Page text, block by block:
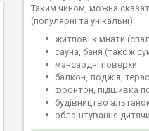
Таким чином, можна
(популярні та унікальні):
житлові кімнати
сауна, баня (також
мансардні поверхи
балкон, лоджія,
фронтон, підшивка
будівництво
облаштування